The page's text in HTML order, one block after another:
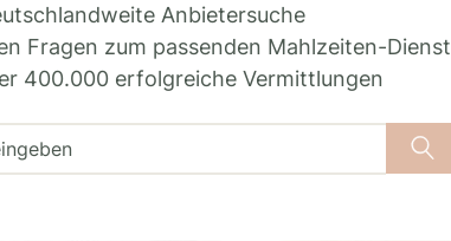
Anbietersuche
Fragen zum passenden Mahlzeiten-Dienst
400.000 erfolgreiche Vermittlungen